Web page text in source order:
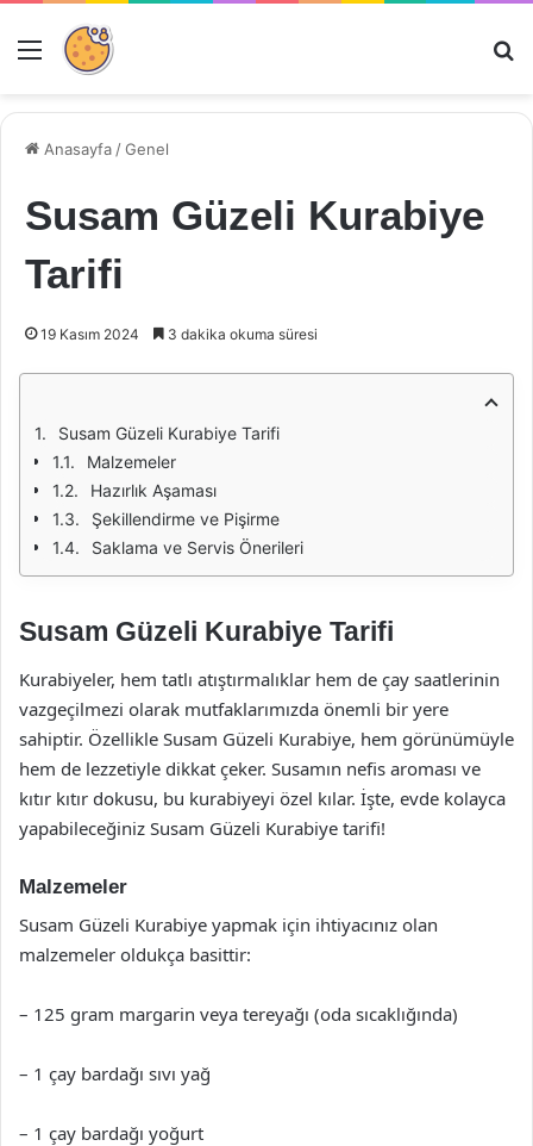
Menü
Anasayfa /Genel
Susam Güzeli Kurabiye
Tarifi
19 Kasım 2024 3 dakika okuma süresi
Susam Güzeli Kurabiye Tarifi
Malzemeler
Hazırlık Aşaması
Şekillendirme ve Pişirme
Saklama ve Servis Önerileri
Susam Güzeli Kurabiye Tarifi
Kurabiyeler, hem tatlı atıştırmalıklar hem de çay saatlerinin
vazgeçilmezi olarak mutfaklarımızda önemli bir yere
sahiptir. Özellikle Susam Güzeli Kurabiye, hem görünümüyle
hem de lezzetiyle dikkat çeker. Susamın nefis aroması ve
kıtır kıtır dokusu, bu kurabiyeyi özel kılar. İşte, evde kolayca
yapabileceğiniz Susam Güzeli Kurabiye tarifi!
Malzemeler
Susam Güzeli Kurabiye yapmak için ihtiyacınız olan
malzemeler oldukça basittir:
– 125 gram margarin veya tereyağı (oda sıcaklığında)
– 1 çay bardağı sıvı yağ
– 1 çay bardağı yoğurt